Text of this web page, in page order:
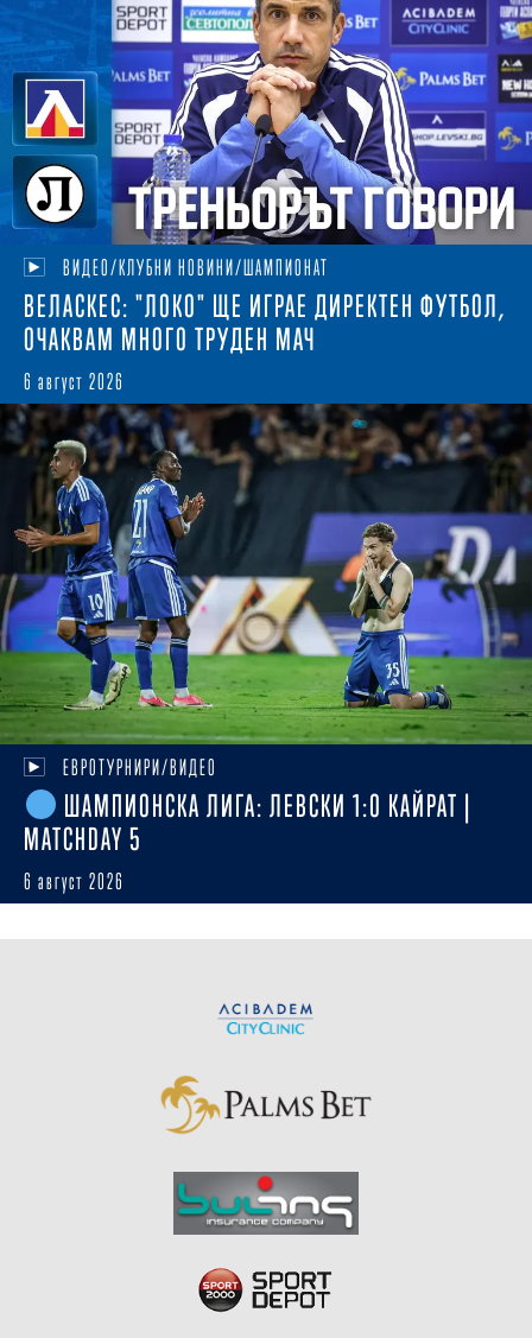
ВИДЕО/КЛУБНИ НОВИНИ/ШАМПИОНАТ
ВЕЛАСКЕС: "ЛОКО" ЩЕ ИГРАЕ ДИРЕКТЕН ФУТБОЛ,
ОЧАКВАМ МНОГО ТРУДЕН МАЧ
6 август 2026
ЕВРОТУРНИРИ/ВИДЕО
ШАМПИОНСКА ЛИГА: ЛЕВСКИ 1:0 КАЙРАТ |
MATCHDAY 5
6 август 2026